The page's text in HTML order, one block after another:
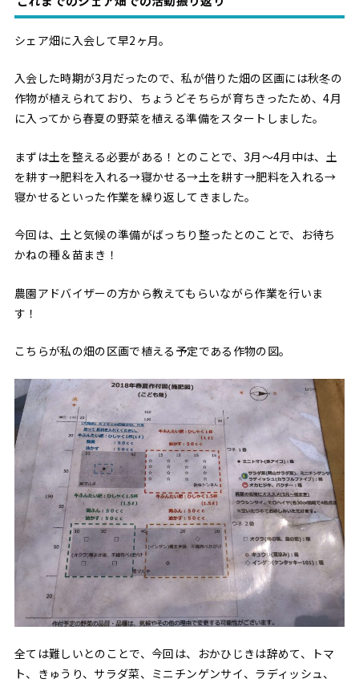
シェア畑に入会して早2ヶ月。
入会した時期が3月だったので、私が借りた畑の区画には秋冬の
作物が植えられており、ちょうどそちらが育ちきったため、4月
に入ってから春夏の野菜を植える準備をスタートしました。
まずは土を整える必要がある！とのことで、3月〜4月中は、土
を耕す→肥料を入れる→寝かせる→土を耕す→肥料を入れる→
寝かせるといった作業を繰り返してきました。
今回は、土と気候の準備がばっちり整ったとのことで、お待ち
かねの種＆苗まき！
農園アドバイザーの方から教えてもらいながら作業を行いま
す！
こちらが私の畑の区画で植える予定である作物の図。
全ては難しいとのことで、今回は、おかひじきは辞めて、トマ
ト、きゅうり、サラダ菜、ミニチンゲンサイ、ラディッシュ、